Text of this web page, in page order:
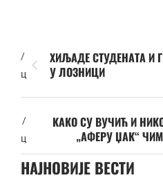
/
ц
ХИЉАДЕ СТУДЕНАТА И
У ЛОЗНИЦИ
/
ц
КАКО СУ ВУЧИЋ И
„АФЕРУ ЏАК“
НАЈНОВИЈЕ ВЕСТИ